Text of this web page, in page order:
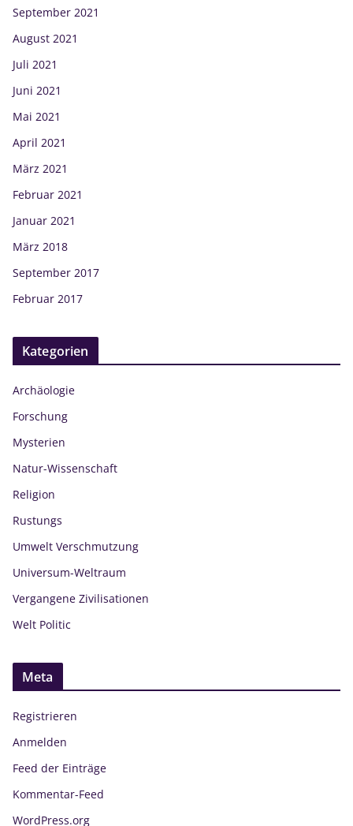
September 2021
August 2021
Juli 2021
Juni 2021
Mai 2021
April 2021
März 2021
Februar 2021
Januar 2021
März 2018
September 2017
Februar 2017
Kategorien
Archäologie
Forschung
Mysterien
Natur-Wissenschaft
Religion
Rustungs
Umwelt Verschmutzung
Universum-Weltraum
Vergangene Zivilisationen
Welt Politic
Meta
Registrieren
Anmelden
Feed der Einträge
Kommentar-Feed
WordPress.org